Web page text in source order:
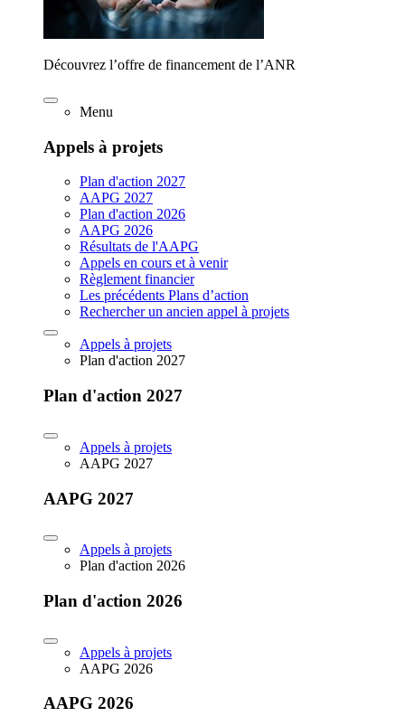
Découvrez l’offre de financement de l’ANR
Menu
Appels à projets
Plan d'action 2027
AAPG 2027
Plan d'action 2026
AAPG 2026
Résultats de l'AAPG
Appels en cours et à venir
Règlement financier
Les précédents Plans d’action
Rechercher un ancien appel à projets
Appels à projets
Plan d'action 2027
Plan d'action 2027
Appels à projets
AAPG 2027
AAPG 2027
Appels à projets
Plan d'action 2026
Plan d'action 2026
Appels à projets
AAPG 2026
AAPG 2026